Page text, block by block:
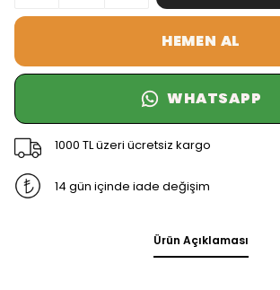
HEMEN AL
WHATSAPP
1000 TL üzeri ücretsiz kargo
14 gün içinde iade değişim
Ürün Açıklaması